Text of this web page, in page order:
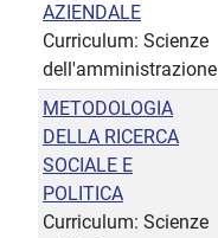
AZIENDALE
Curriculum: Scienze
dell'amministrazione
METODOLOGIA
DELLA RICERCA
SOCIALE E
POLITICA
Curriculum: Scienze